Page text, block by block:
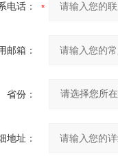
电话：
邮箱：
省份：
地址：